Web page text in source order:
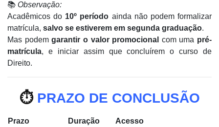
📚 Observação:
Acadêmicos do 10º período ainda não podem formalizar
matrícula, salvo se estiverem em segunda graduação.
Mas podemgarantir o valor promocional com uma pré-
matrícula, e iniciar assim que concluírem o curso de
Direito.
⏱️ PRAZO DE CONCLUSÃO
Prazo Duração
Acesso